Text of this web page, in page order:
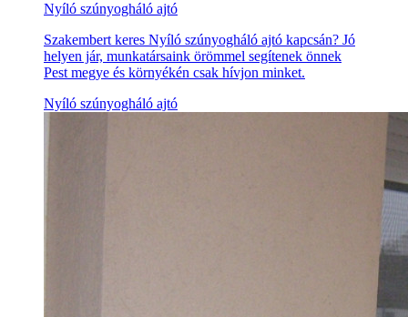
Nyíló szúnyogháló ajtó
Szakembert keres Nyíló szúnyogháló ajtó kapcsán? Jó
helyen jár, munkatársaink örömmel segítenek önnek
Pest megye és környékén csak hívjon minket.
Nyíló szúnyogháló ajtó